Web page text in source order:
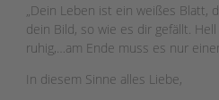
„Dein Leben ist ein weißes Blatt,
dein Bild, so wie es dir gefällt.
ruhig,…am Ende muss es nur
In diesem Sinne alles Liebe,